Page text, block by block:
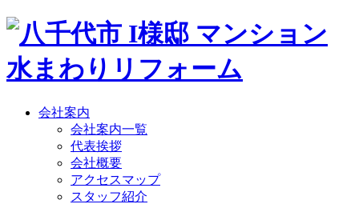
会社案内
会社案内一覧
代表挨拶
会社概要
アクセスマップ
スタッフ紹介